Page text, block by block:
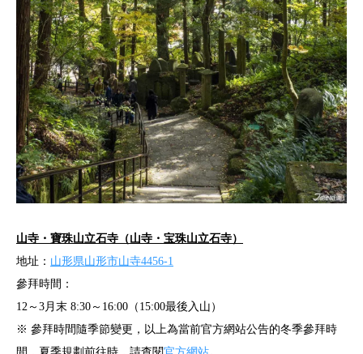
山寺・寶珠山立石寺（山寺・宝珠山立石寺）
地址： 山形県山形市山寺4456-1
參拜時間：
12～3月末 8:30～16:00（15:00最後入山）
※ 參拜時間隨季節變更，以上為當前官方網站公告的冬季參拜時